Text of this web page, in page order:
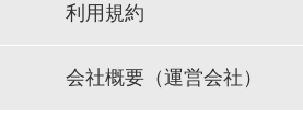
利用規約
会社概要（運営会社）